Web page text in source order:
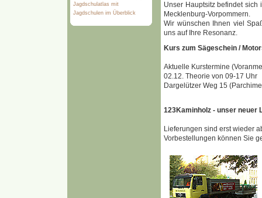
Jagdschulatlas mit
Jagdschulen im Überblick
Unser Hauptsitz befindet
Mecklenburg-Vorpommern.
Wir wünschen Ihnen viel
uns auf Ihre Resonanz.
Kurs zum Sägeschein /
Aktuelle Kurstermine
02.12. Theorie von 09-17 Uhr
Dargelützer Weg 15
123Kaminholz - unser neuer
Lieferungen sind erst wieder
Vorbestellungen können Sie